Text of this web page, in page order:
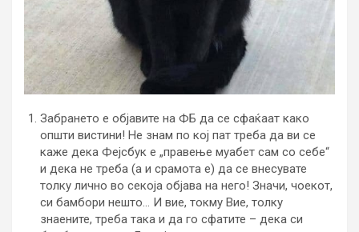
Забрането е објавите на ФБ да се сфаќаат како
општи вистини! Не знам по кој пат треба да ви се
каже дека Фејсбук е „правење муабет сам со себе“
и дека не треба (а и срамота е) да се внесувате
толку лично во секоја објава на него! Значи, чоекот,
си бамбори нешто… И вие, токму Вие, толку
знаените, треба така и да го сфатите – дека си